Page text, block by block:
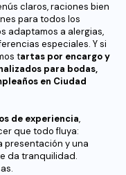
claros, raciones bien
para todos los
adaptamos a alergias,
especiales. Y si
tartas por encargo y
para bodas,
en Ciudad
de experiencia,
que todo fluya:
presentación y una
da tranquilidad.